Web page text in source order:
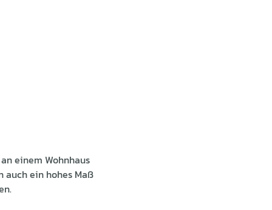
einem Wohnhaus
auch ein hohes Maß